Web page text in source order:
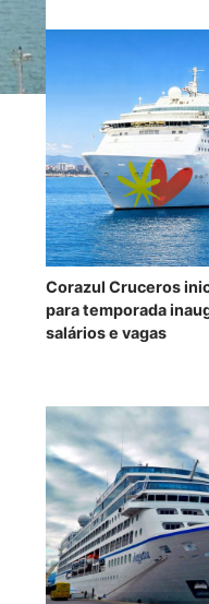
Corazul Cruceros
para temporada
salários e vagas